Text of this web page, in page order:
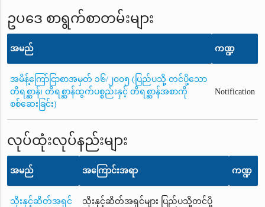
ဥပဒေ စာရွက်စာတမ်းများ
အမည် ကဏ္ဍ
အမိန့်ကြော်ငြာစာအမှတ် ၁၆/၂၀၀၅ (ပြည်ပသို့ တင်ပို့သော
တိရစ္ဆာန်၊ တိရစ္ဆာန်ထွက်ပစ္စည်းနှင့် တိရစ္ဆာန်အစာကို
စစ်ဆေးခြင်း)
Notification
လုပ်ထုံးလုပ်နည်းများ
အမည် အကြောင်းအရာ ကဏ္ဍ
သိုးနှင့်ဆိတ်အရှင်
သိုးနှင့်ဆိတ်အရှင်များ ပြည်ပသို့တင်ပို့